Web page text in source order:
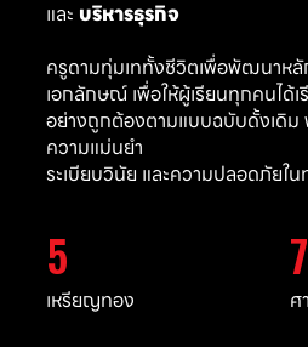
และ บริหารธุรกิจ
ครูดามทุ่มเททั้งชีวิตเพื่อพัฒนาห
เอกลักษณ์ เพื่อให้ผู้เรียนทุกคนได้เ
อย่างถูกต้องตามแบบฉบับดั้งเดิ
ความแม่นยำ
ระเบียบวินัย และความปลอดภัยใ
5
เหรียญทอง
7
ศ